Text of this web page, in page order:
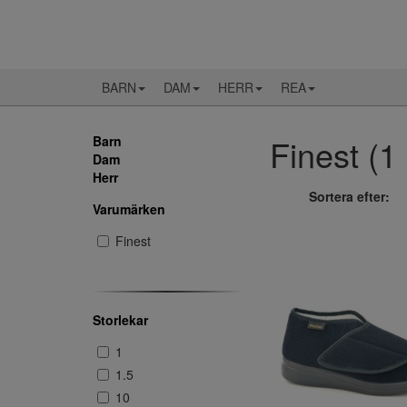
BARN DAM HERR REA
Barn
Dam
Herr
Varumärken
Finest
Storlekar
1
1.5
10
Finest
Sortera efter: